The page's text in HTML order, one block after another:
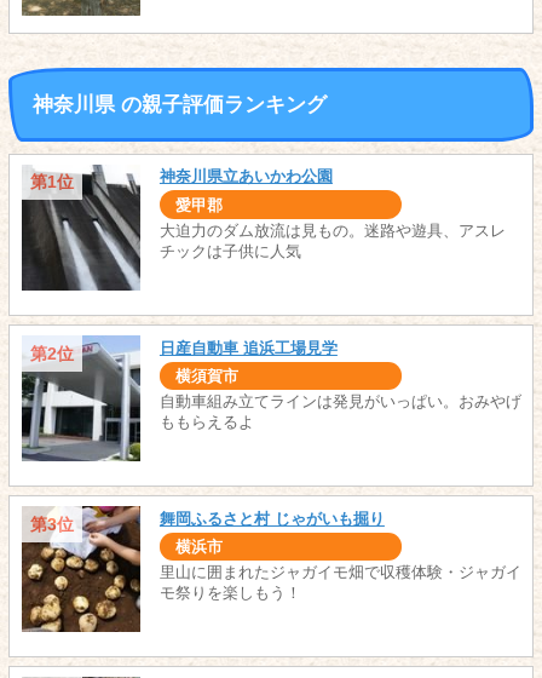
神奈川県 の親子評価ランキング
第1位 神奈川県立あいかわ公園
愛甲郡
大迫力のダム放流は見もの。迷路や遊具、アスレ
チックは子供に人気
第2位 日産自動車 追浜工場見学
横須賀市
自動車組み立てラインは発見がいっぱい。おみやげ
ももらえるよ
第3位 舞岡ふるさと村 じゃがいも掘り
横浜市
里山に囲まれたジャガイモ畑で収穫体験・ジャガイ
モ祭りを楽しもう！